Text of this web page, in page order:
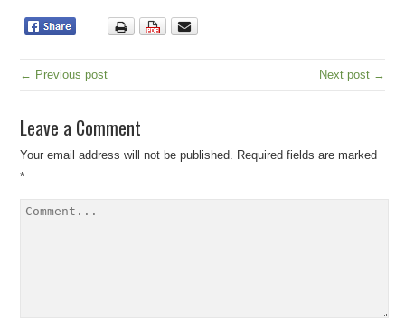
← Previous post Next post →
Leave a Comment
Your email address will not be published. Required fields are marked
*